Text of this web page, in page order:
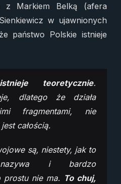
z Markiem Belką (afera
w ujawnionych
państwo Polskie istnieje
teoretycznie.
dlatego że działa
fragmentami, nie
całością.
są, niestety, jak to
i bardzo
nie ma. To chuj,